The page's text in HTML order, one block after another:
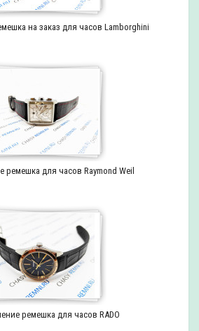
на заказ для часов Lamborghini
ремешка для часов Raymond Weil
ремешка для часов RADO